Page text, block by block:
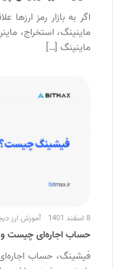
اگر به بازار رمز ارزها
ماینینگ، استخراج،
ماینینگ […]
8 اسفند 1401 آموزش ارز
حساب اجاره‌ای چیست و
فیشینگ، حساب